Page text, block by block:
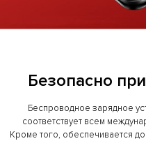
Безопасно
Беспроводное зарядное
соответствует всем
Кроме того, обеспечивается